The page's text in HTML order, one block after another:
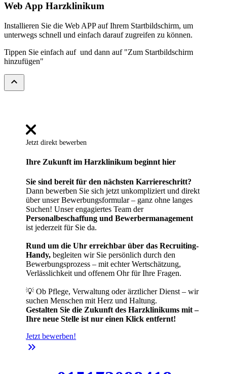
Web App Harzklinikum
Installieren Sie die Web APP auf Ihrem Startbildschirm, um
unterwegs schnell und einfach darauf zugreifen zu können.
Tippen Sie einfach auf und dann auf "Zum Startbildschirm
hinzufügen"
expand_less
Jetzt direkt bewerben
Ihre Zukunft im Harzklinikum beginnt hier
Sie sind bereit für den nächsten Karriereschritt?
Dann bewerben Sie sich jetzt unkompliziert und direkt
über unser Bewerbungsformular – ganz ohne langes
Suchen! Unser engagiertes Team der
Personalbeschaffung und Bewerbermanagement
ist jederzeit für Sie da.
Rund um die Uhr erreichbar über das Recruiting-
Handy, begleiten wir Sie persönlich durch den
Bewerbungsprozess – mit echter Wertschätzung,
Verlässlichkeit und offenem Ohr für Ihre Fragen.
💡 Ob Pflege, Verwaltung oder ärztlicher Dienst – wir
suchen Menschen mit Herz und Haltung.
Gestalten Sie die Zukunft des Harzklinikums mit –
Ihre neue Stelle ist nur einen Klick entfernt!
Jetzt bewerben!
keyboard_double_arrow_right